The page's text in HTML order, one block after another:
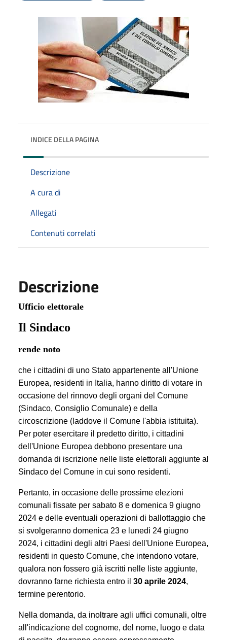
INDICE DELLA PAGINA
Descrizione
A cura di
Allegati
Contenuti correlati
Descrizione
Ufficio elettorale
Il Sindaco
rende noto
che i cittadini di uno Stato appartenente all'Unione
Europea, residenti in Italia, hanno diritto di votare in
occasione del rinnovo degli organi del Comune
(Sindaco, Consiglio Comunale) e della
circoscrizione (laddove il Comune l'abbia istituita).
Per poter esercitare il predetto diritto, i cittadini
dell'Unione Europea debbono presentare una
domanda di iscrizione nelle liste elettorali aggiunte al
Sindaco del Comune in cui sono residenti.
Pertanto, in occasione delle prossime elezioni
comunali fissate per sabato 8 e domenica 9 giugno
2024 e delle eventuali operazioni di ballottaggio che
si svolgeranno domenica 23 e lunedì 24 giugno
2024, i cittadini degli altri Paesi dell'Unione Europea,
residenti in questo Comune, che intendono votare,
qualora non fossero già iscritti nelle liste aggiunte,
dovranno farne richiesta entro il 30 aprile 2024,
termine perentorio.
Nella domanda, da inoltrare agli uffici comunali, oltre
all'indicazione del cognome, del nome, luogo e data